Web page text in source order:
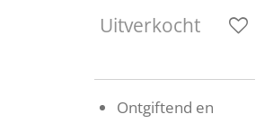
Uitverkocht
Ontgiftend en